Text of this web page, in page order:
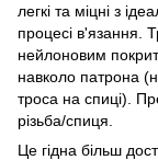
легкі та міцні з
процесі в'язання.
нейлоновим
навколо патрона
троса на спиці).
різьба/спиця.
Це гідна більш